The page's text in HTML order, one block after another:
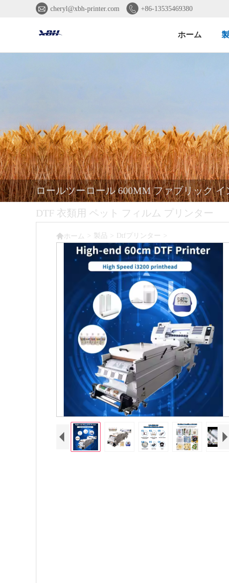
 cheryl@xbh-printer.com  +86-13535469380
ホーム
ロールツーロール 600MM ファブリック
DTF 衣類用 ペット フィルム プリンター
ホーム > 製品 > Dtfプリンター >
ロールツーロール 600mm ファブリック イ